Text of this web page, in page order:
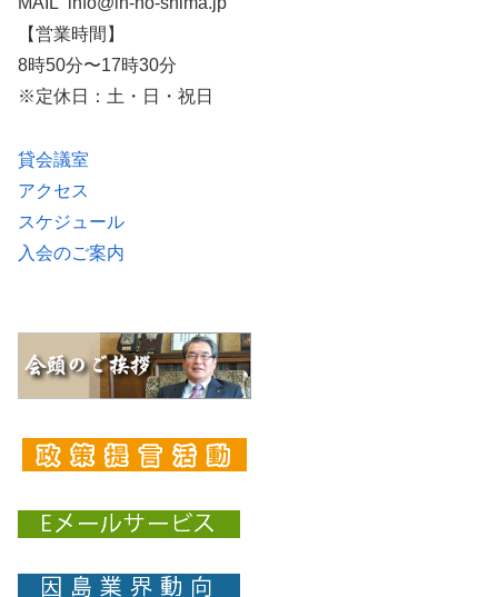
【営業時間】
8時50分〜17時30分
※定休日：土・日・祝日
貸会議室
アクセス
スケジュール
入会のご案内